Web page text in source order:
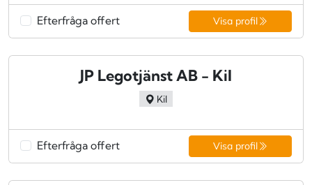
Efterfråga offert Visa profil
JP Legotjänst AB - Kil
Kil
Efterfråga offert Visa profil